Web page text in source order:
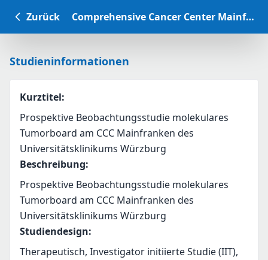
Zurück Comprehensive Cancer Center Mainfranken Studiendatenbank
Studieninformationen
Kurztitel:
Prospektive Beobachtungsstudie molekulares
Tumorboard am CCC Mainfranken des
Universitätsklinikums Würzburg
Beschreibung:
Prospektive Beobachtungsstudie molekulares
Tumorboard am CCC Mainfranken des
Universitätsklinikums Würzburg
Studiendesign:
Therapeutisch, Investigator initiierte Studie (IIT),